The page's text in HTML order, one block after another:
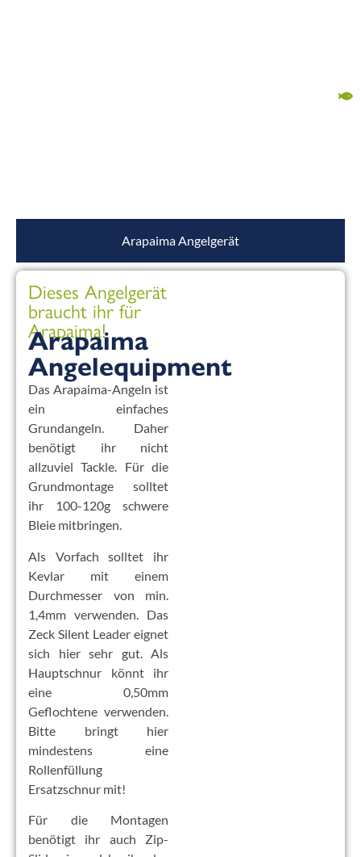
Arapaima Angelgerät
Dieses Angelgerät
braucht ihr für
Arapaima!
Arapaima
Angelequipment
Das Arapaima-Angeln ist
ein einfaches
Grundangeln. Daher
benötigt ihr nicht
allzuviel Tackle. Für die
Grundmontage solltet
ihr 100-120g schwere
Bleie mitbringen.
Als Vorfach solltet ihr
Kevlar mit einem
Durchmesser von min.
1,4mm verwenden. Das
Zeck Silent Leader eignet
sich hier sehr gut. Als
Hauptschnur könnt ihr
eine 0,50mm
Geflochtene verwenden.
Bitte bringt hier
mindestens eine
Rollenfüllung
Ersatzschnur mit!
Für die Montagen
benötigt ihr auch Zip-